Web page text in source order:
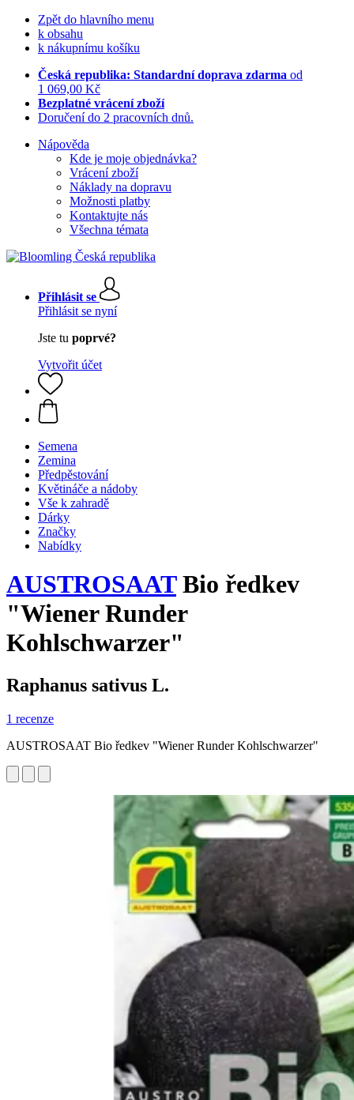
Zpět do hlavního menu
k obsahu
k nákupnímu košíku
Česká republika: Standardní doprava zdarma od
1 069,00 Kč
Bezplatné vrácení zboží
Doručení do 2 pracovních dnů.
Nápověda
Kde je moje objednávka?
Vrácení zboží
Náklady na dopravu
Možnosti platby
Kontaktujte nás
Všechna témata
Přihlásit se
Přihlásit se nyní
Jste tu poprvé?
Vytvořit účet
Semena
Zemina
Předpěstování
Květináče a nádoby
Vše k zahradě
Dárky
Značky
Nabídky
AUSTROSAATBio ředkev
"Wiener Runder
Kohlschwarzer"
Raphanus sativus L.
1 recenze
AUSTROSAAT Bio ředkev "Wiener Runder Kohlschwarzer"